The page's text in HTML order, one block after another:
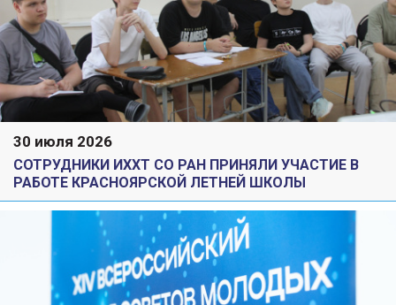
30 июля 2026
СОТРУДНИКИ ИХХТ СО РАН ПРИНЯЛИ УЧАСТИЕ В
РАБОТЕ КРАСНОЯРСКОЙ ЛЕТНЕЙ ШКОЛЫ